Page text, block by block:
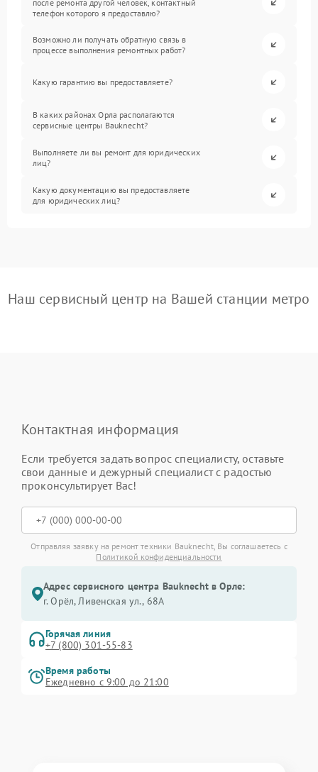
после ремонта другой человек, контактный
телефон которого я предоставлю?
Возможно ли получать обратную связь в
процессе выполнения ремонтных работ?
Какую гарантию вы предоставляете?
В каких районах Орла располагаются
сервисные центры Bauknecht?
Выполняете ли вы ремонт для юридических
лиц?
Какую документацию вы предоставляете
для юридических лиц?
Наш сервисный центр на Вашей станции метро
Контактная информация
Если требуется задать вопрос специалисту, оставьте
свои данные и дежурный специалист с радостью
проконсультирует Вас!
Отправляя заявку на ремонт техники Bauknecht, Вы соглашаетесь с
Политикой конфиденциальности
Адрес сервисного центра Bauknecht в Орле:
г. Орёл, Ливенская ул., 68А
Горячая линия
+7 (800) 301-55-83
Время работы
Ежедневно с 9:00 до 21:00